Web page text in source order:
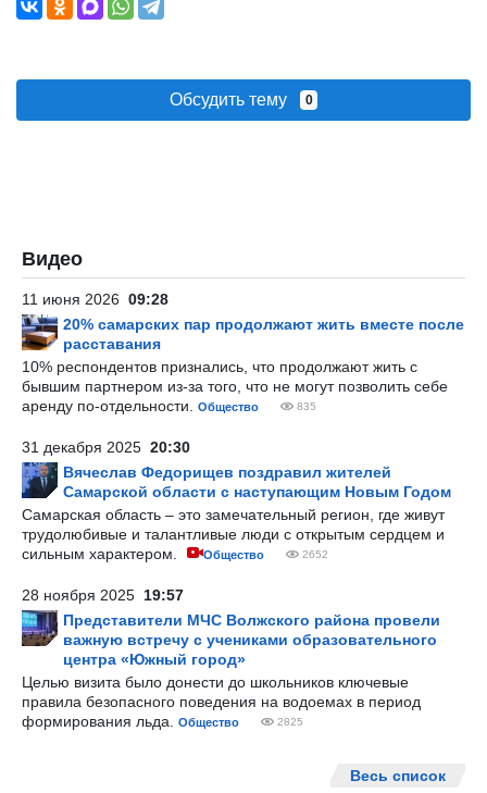
Обсудить тему 0
Видео
11 июня 2026 09:28
20% самарских пар продолжают жить вместе после
расставания
10% респондентов признались, что продолжают жить с
бывшим партнером из-за того, что не могут позволить себе
аренду по-отдельности.
Общество 835
31 декабря 2025 20:30
Вячеслав Федорищев поздравил жителей
Самарской области с наступающим Новым Годом
Самарская область – это замечательный регион, где живут
трудолюбивые и талантливые люди с открытым сердцем и
сильным характером.
Общество 2652
28 ноября 2025 19:57
Представители МЧС Волжского района провели
важную встречу с учениками образовательного
центра «Южный город»
Целью визита было донести до школьников ключевые
правила безопасного поведения на водоемах в период
формирования льда.
Общество 2825
Весь список